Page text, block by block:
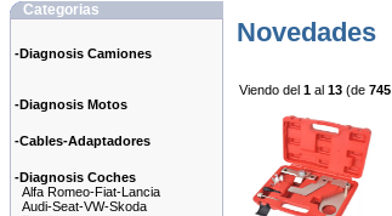
Categorias
-Diagnosis Camiones
-Diagnosis Motos
-Cables-Adaptadores
-Diagnosis Coches
Alfa Romeo-Fiat-Lancia
Audi-Seat-VW-Skoda
Novedades
Viendo del 1 al 13 (de 745